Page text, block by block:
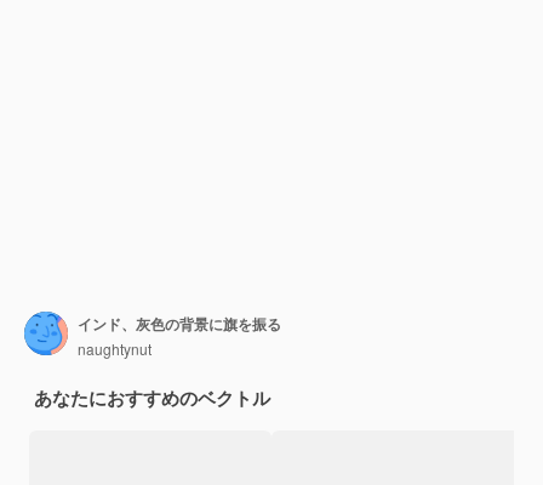
インド、灰色の背景に旗を振る
naughtynut
あなたにおすすめのベクトル